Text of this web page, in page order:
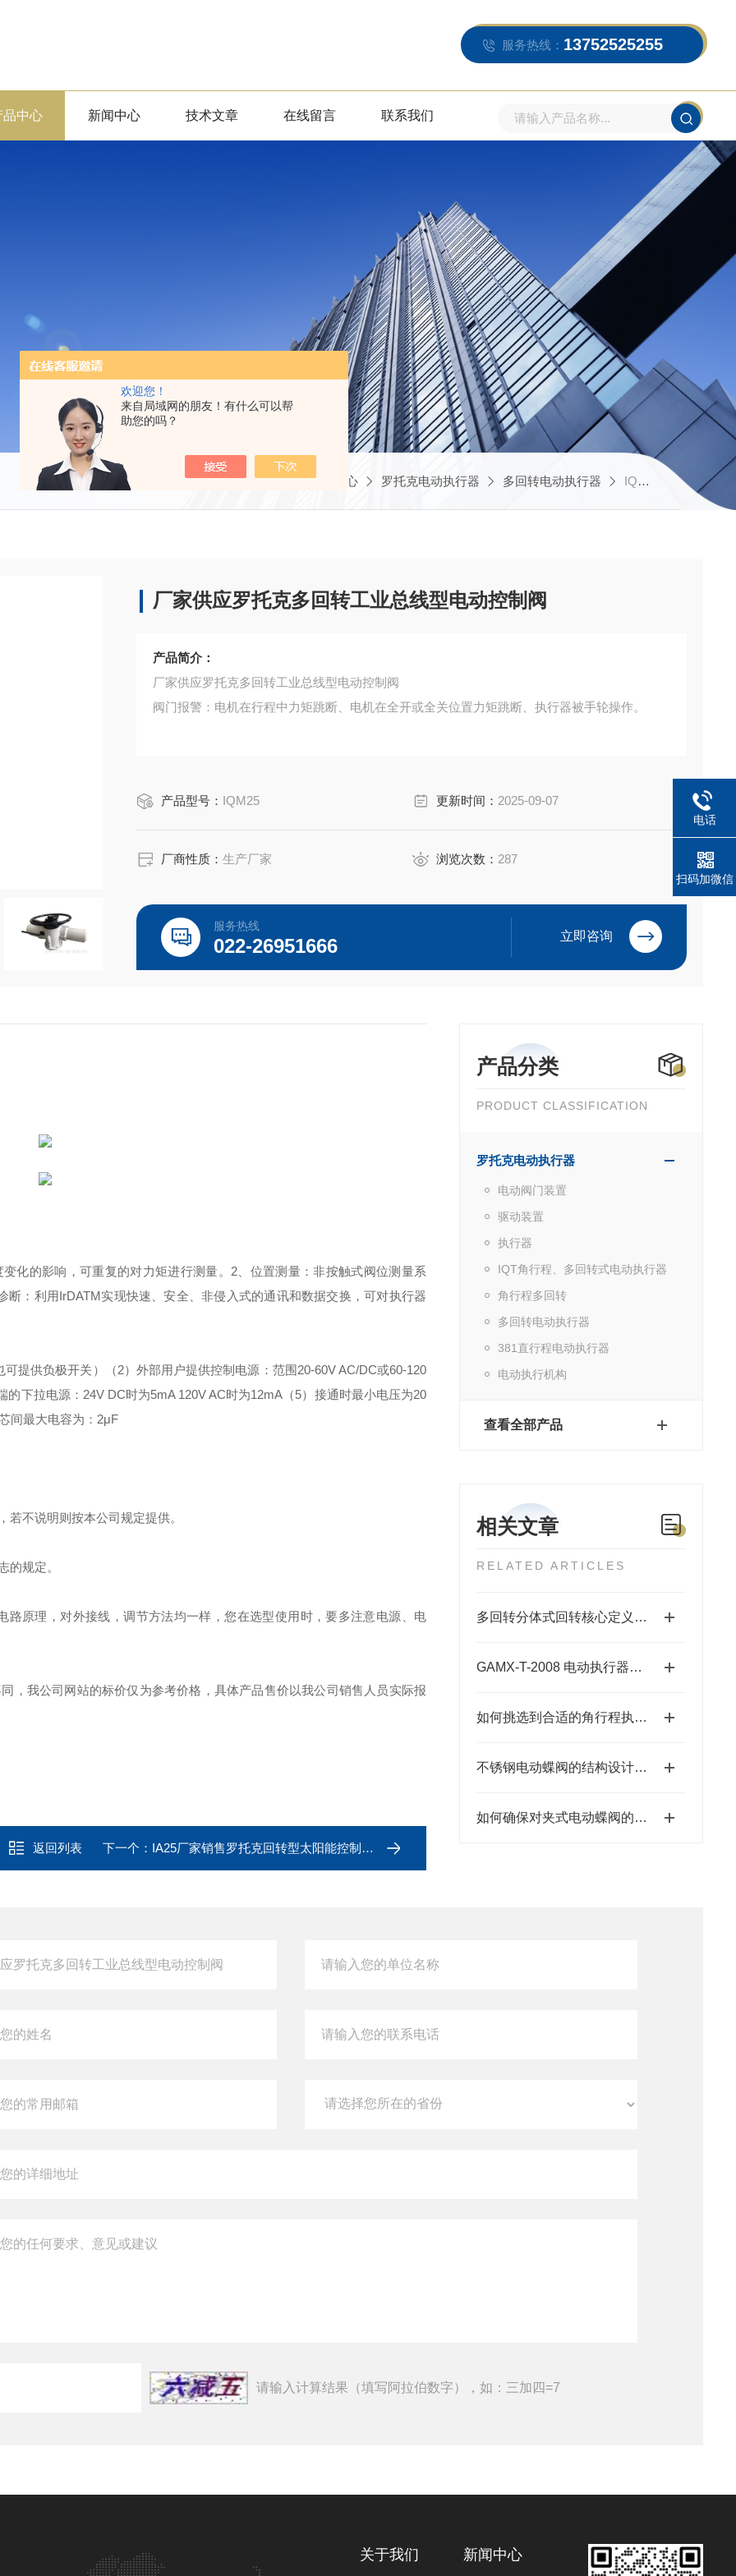
欢迎您！
来自局域网的朋友！有什么可以帮
助您的吗？
服务热线： 13752525255
品中心 新闻中心 技术文章 在线留言 联系我们
当前位置：首页 产品中心 罗托克电动执行器 多回转电动执行器 IQM25厂家供应罗托克多回转工业总线型电动控制阀
厂家供应罗托克多回转工业总线型电动控制阀
产品简介：
厂家供应罗托克多回转工业总线型电动控制阀
阀门报警：电机在行程中力矩跳断、电机在全开或全关位置力矩跳断、执行器被手轮操作。
产品型号： IQM25 更新时间： 2025-09-07
厂商性质：生产厂家 浏览次数： 287
服务热线
022-26951666 立即咨询
产品分类
PRODUCT CLASSIFICATION
罗托克电动执行器
电动阀门装置
驱动装置
执行器
IQT角行程、多回转式电动执行器
角行程多回转
多回转电动执行器
381直行程电动执行器
电动执行机构
查看全部产品
相关文章
RELATED ARTICLES
多回转分体式回转核心定义与结构
GAMX-T-2008 电动执行器控制板
如何挑选到合适的角行程执行器
不锈钢电动蝶阀的结构设计与密封技术分析
如何确保对夹式电动蝶阀的正常运行和延长使用寿命
化的影响，可重复的对力矩进行测量。 2、位置测量：非按触式阀位测量系
断：利用IrDATM实现快速、安全、非侵入式的通讯和数据交换，可对执行器
提供负极开关）
（2）外部用户提供控制电源：范围20-60V AC/DC或60-120
的下拉电源：24V DC时为5mA 120V AC时为12mA （5）接通时最小电压为20
间最大电容为： 2μF
不说明则按本公司规定提供。
的规定。
原理，对外接线，调节方法均一样，您在选型使用时，要多注意电源、电
，我公司网站的标价仅为参考价格，具体产品售价以我公司销售人员实际报
返回列表 下一个： IA25厂家销售罗托克回转型太阳能控制电动执行器
请输入计算结果（填写阿拉伯数字），如：三加四=7
关于我们 新闻中心
电话
扫码加微信